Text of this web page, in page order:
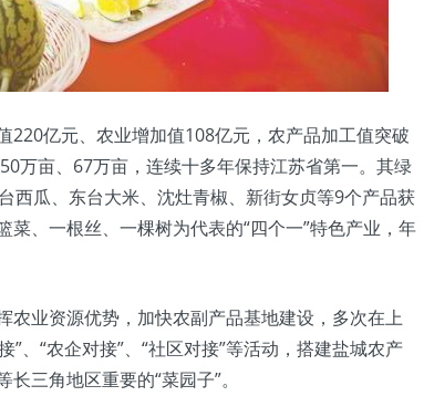
220亿元、农业增加值108亿元，农产品加工值突破
万亩、67万亩，连续十多年保持江苏省第一。其绿
西瓜、东台大米、沈灶青椒、新街女贞等9个产品获
、一根丝、一棵树为代表的“四个一”特色产业，年
农业资源优势，加快农副产品基地建设，多次在上
”、“农企对接”、“社区对接”等活动，搭建盐城农产
三角地区重要的“菜园子”。